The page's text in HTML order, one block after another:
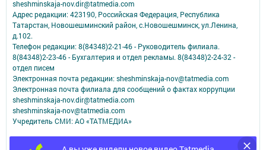
sheshminskaja-nov.dir@tatmedia.com
Адрес редакции: 423190, Российская Федерация, Республика
Татарстан, Новошешминский район, с.Новошешминск, ул.Ленина,
д.102.
Телефон редакции: 8(84348)2-21-46 - Руководитель филиала.
8(84348)2-23-46 - Бухгалтерия и отдел рекламы. 8(84348)2-24-32 -
отдел писем
Электронная почта редакции: sheshminskaja-nov@tatmedia.com
Электронная почта филиала для сообщений о фактах коррупции
sheshminskaja-nov.dir@tatmedia.com
sheshminskaja-nov@tatmedia.com
Учредитель СМИ: АО «ТАТМЕДИА»
Антикоррупционная политика